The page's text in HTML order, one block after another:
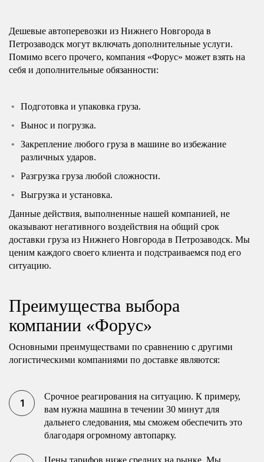
Дешевые автоперевозки из Нижнего Новгорода в
Петрозаводск могут включать дополнительные услуги.
Помимо всего прочего, компания «Форус» может взять на
себя и дополнительные обязанности:
Подготовка и упаковка груза.
Вынос и погрузка.
Закрепление любого груза в машине во избежание
различных ударов.
Разгрузка груза любой сложности.
Выгрузка и установка.
Данные действия, выполненные нашей компанией, не
оказывают негативного воздействия на общий срок
доставки груза из Нижнего Новгорода в Петрозаводск. Мы
ценим каждого своего клиента и подстраиваемся под его
ситуацию.
Преимущества выбора
компании «Форус»
Основными преимуществами по сравнению с другими
логистическими компаниями по доставке являются:
Срочное реагирования на ситуацию. К примеру,
вам нужна машина в течении 30 минут для
дальнего следования, мы сможем обеспечить это
благодаря огромному автопарку.
Цены тарифов ниже средних на рынке. Мы